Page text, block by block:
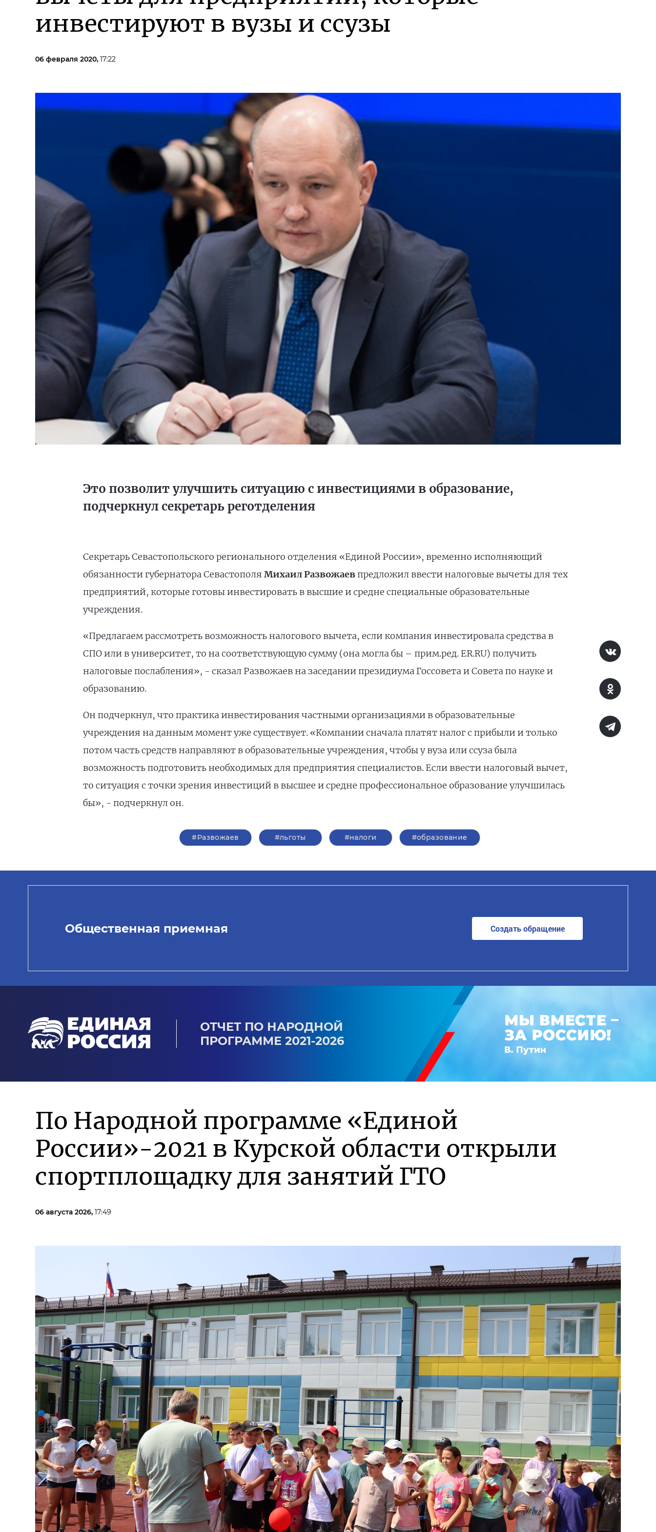
инвестируют в вузы и ссузы
06 февраля 2020, 17:22
Это позволит улучшить ситуацию с инвестициями в образование,
подчеркнул секретарь реготделения
Секретарь Севастопольского регионального отделения «Единой России», временно исполняющий
обязанности губернатора Севастополя Михаил Развожаев предложил ввести налоговые вычеты для тех
предприятий, которые готовы инвестировать в высшие и средне специальные образовательные
учреждения.
«Предлагаем рассмотреть возможность налогового вычета, если компания инвестировала средства в
СПО или в университет, то на соответствующую сумму (она могла бы – прим.ред. ER.RU) получить
налоговые послабления», - сказал Развожаев нa заседании президиума Госсовета и Совета по науке и
образованию.
Он подчеркнул, что практика инвестирования частными организациями в образовательные
учреждения на данным момент уже существует. «Компании сначала платят налог с прибыли и только
потом часть средств направляют в образовательные учреждения, чтобы у вуза или ссуза была
возможность подготовить необходимых для предприятия специалистов. Если ввести налоговый вычет,
то ситуация с точки зрения инвестиций в высшее и средне профессиональное образование улучшилась
бы», - подчеркнул он.
#Развожаев #льготы #налоги #образование
Общественная приемная Создать обращение
ОТЧЕТ ПО НАРОДНОЙ
ПРОГРАММЕ 2021-2026
По Народной программе «Единой
России»-2021 в Курской области открыли
спортплощадку для занятий ГТО
06 августа 2026, 17:49